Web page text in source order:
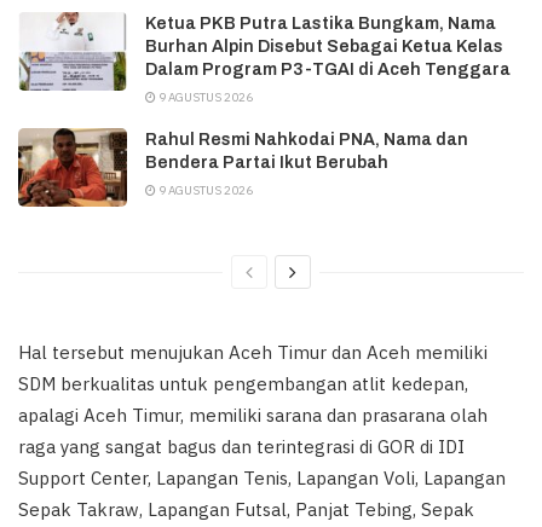
Ketua PKB Putra Lastika Bungkam, Nama
Burhan Alpin Disebut Sebagai Ketua Kelas
Dalam Program P3-TGAI di Aceh Tenggara
9 AGUSTUS 2026
Rahul Resmi Nahkodai PNA, Nama dan
Bendera Partai Ikut Berubah
9 AGUSTUS 2026
Hal tersebut menujukan Aceh Timur dan Aceh memiliki
SDM berkualitas untuk pengembangan atlit kedepan,
apalagi Aceh Timur, memiliki sarana dan prasarana olah
raga yang sangat bagus dan terintegrasi di GOR di IDI
Support Center, Lapangan Tenis, Lapangan Voli, Lapangan
Sepak Takraw, Lapangan Futsal, Panjat Tebing, Sepak